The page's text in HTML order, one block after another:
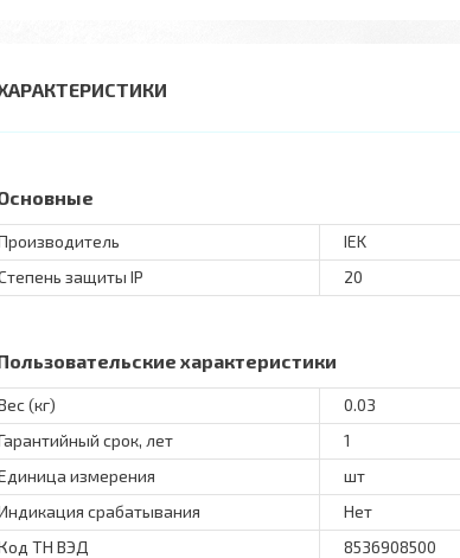
IEK
защиты IP
20
характеристики
(кг)
0.03
срок, лет
1
измерения
шт
срабатывания
Нет
ТН ВЭД
8536908500